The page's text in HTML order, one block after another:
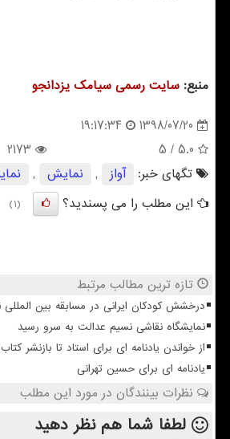
منبع: سایت رسمی سیامك یزدانجو
1398/07/20
19:17:34
5.0
/ 5
2173
تگهای خبر:
آواز , نمایش ,
این مطلب را می پسندید؟
(1)
تازه ترین مطالب مرتبط
درخشش کودکان ایرانی در مسابقه بین
نمایشگاه نقاشی نسیم عدالت به سرو رسید
از خواندن یادنامه ای برای استاد تا بازنشر
یادنامه ای برای حسین تهرانی
نظرات بینندگان در مورد این مطلب
لطفا شما همنظر دهید